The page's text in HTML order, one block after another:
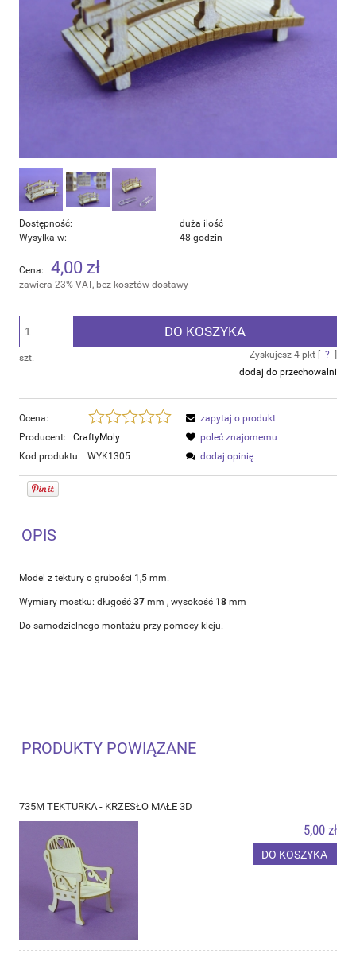
Dostępność:
duża ilość
Wysyłka w:
48 godzin
Cena: 4,00 zł
zawiera 23% VAT, bez kosztów dostawy
szt.
DO KOSZYKA
Zyskujesz 4 pkt [ ?
dodaj do przechowalni
Ocena:
Producent:
CraftyMoly
Kod produktu:
WYK1305
zapytaj o produkt
poleć znajomemu
dodaj opinię
OPIS
Model z tektury o grubości 1,5 mm.
Wymiary mostku: długość 37 mm , wysokość 18 mm
Do samodzielnego montażu przy pomocy kleju.
PRODUKTY POWIĄZANE
735M TEKTURKA - KRZESŁO MAŁE 3D
5,00 zł
DO KOSZYKA